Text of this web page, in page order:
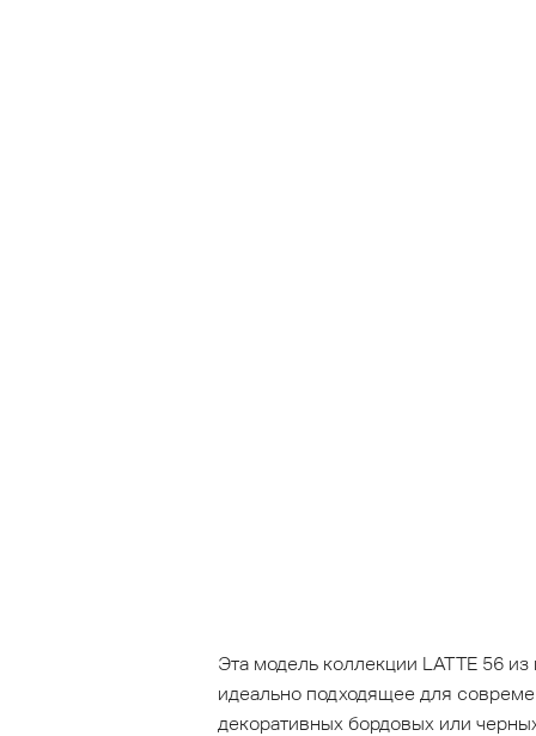
Эта модель коллекции LATTE 56
идеально подходящее для
декоративных бордовых или